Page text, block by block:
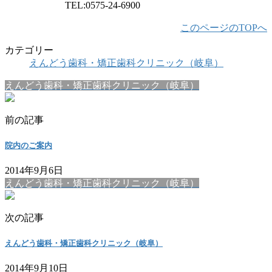
TEL:0575-24-6900
このページのTOPへ
カテゴリー
えんどう歯科・矯正歯科クリニック（岐阜）
えんどう歯科・矯正歯科クリニック（岐阜）
前の記事
院内のご案内
2014年9月6日
えんどう歯科・矯正歯科クリニック（岐阜）
次の記事
えんどう歯科・矯正歯科クリニック（岐阜）
2014年9月10日